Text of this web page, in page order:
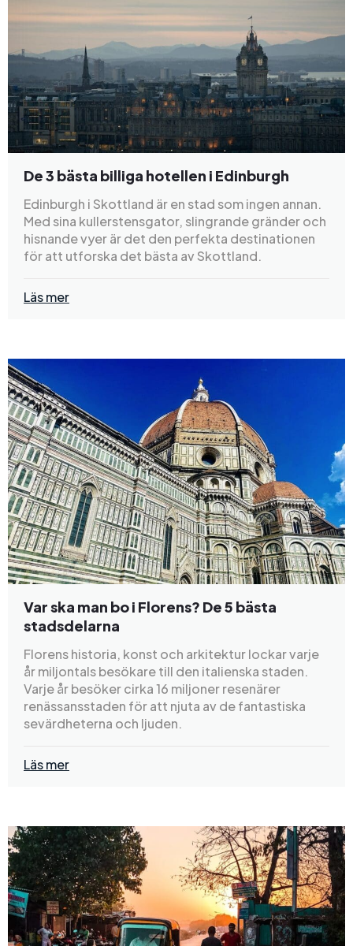
De 3 bästa billiga hotellen i Edinburgh
Edinburgh i Skottland är en stad som ingen annan.
Med sina kullerstensgator, slingrande gränder och
hisnande vyer är det den perfekta destinationen
för att utforska det bästa av Skottland.
Läs mer
Var ska man bo i Florens? De 5 bästa
stadsdelarna
Florens historia, konst och arkitektur lockar varje
år miljontals besökare till den italienska staden.
Varje år besöker cirka 16 miljoner resenärer
renässansstaden för att njuta av de fantastiska
sevärdheterna och ljuden.
Läs mer